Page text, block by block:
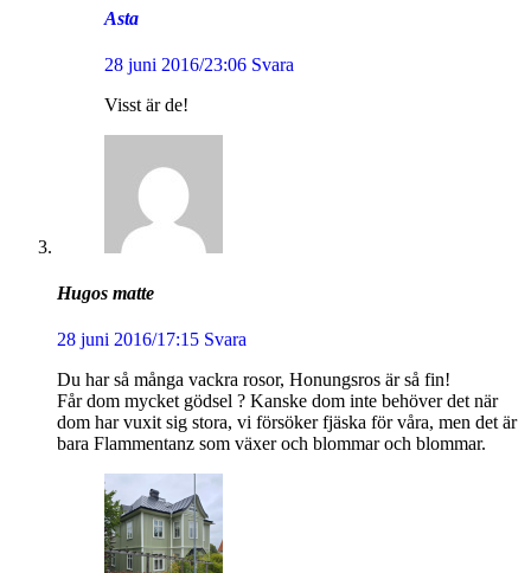
Asta
28 juni 2016/23:06 Svara
Visst är de!
Hugos matte
28 juni 2016/17:15 Svara
Du har så många vackra rosor, Honungsros är så fin!
Får dom mycket gödsel ? Kanske dom inte behöver det när
dom har vuxit sig stora, vi försöker fjäska för våra, men det är
bara Flammentanz som växer och blommar och blommar.